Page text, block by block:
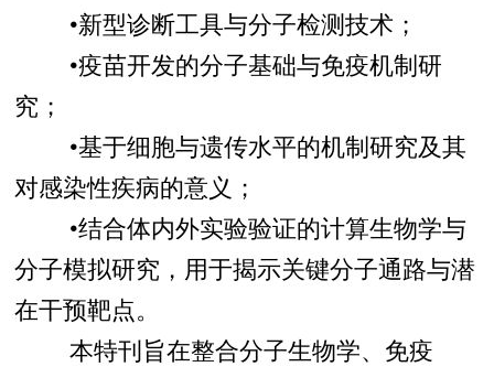
•新型诊断工具与分子检测技术；
•疫苗开发的分子基础与免疫机制研
究；
•基于细胞与遗传水平的机制研究及其
对感染性疾病的意义；
•结合体内外实验验证的计算生物学与
分子模拟研究，用于揭示关键分子通路与潜
在干预靶点。
本特刊旨在整合分子生物学、免疫